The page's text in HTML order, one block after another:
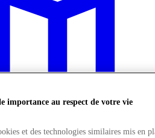
importance au respect de votre vie
et des technologies similaires mis en